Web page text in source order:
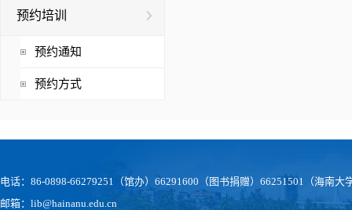
预约培训
预约通知
预约方式
电话：86-0898-66279251（馆办）66291600（图书捐赠）66251501（海南大
邮箱：lib@hainanu.edu.cn